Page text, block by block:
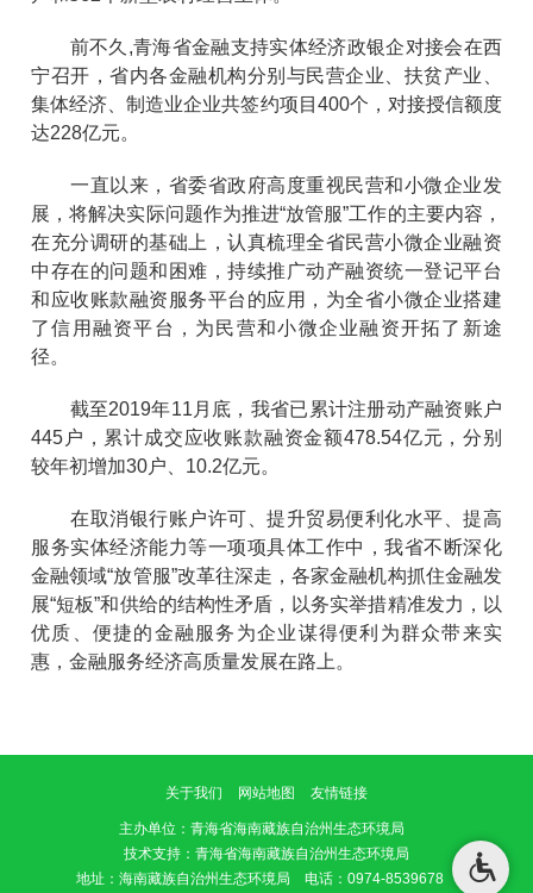
前不久,青海省金融支持实体经济政银企对接会在西
宁召开，省内各金融机构分别与民营企业、扶贫产业、
集体经济、制造业企业共签约项目400个，对接授信额度
达228亿元。
一直以来，省委省政府高度重视民营和小微企业发
展，将解决实际问题作为推进“放管服”工作的主要内容，
在充分调研的基础上，认真梳理全省民营小微企业融资
中存在的问题和困难，持续推广动产融资统一登记平台
和应收账款融资服务平台的应用，为全省小微企业搭建
了信用融资平台，为民营和小微企业融资开拓了新途
径。
截至2019年11月底，我省已累计注册动产融资账户
445户，累计成交应收账款融资金额478.54亿元，分别
较年初增加30户、10.2亿元。
在取消银行账户许可、提升贸易便利化水平、提高
服务实体经济能力等一项项具体工作中，我省不断深化
金融领域“放管服”改革往深走，各家金融机构抓住金融发
展“短板”和供给的结构性矛盾，以务实举措精准发力，以
优质、便捷的金融服务为企业谋得便利为群众带来实
惠，金融服务经济高质量发展在路上。
关于我们 网站地图 友情链接
主办单位 ：青海省海南藏族自治州生态环境局
技术支持：青海省海南藏族自治州生态环境局
地址：海南藏族自治州生态环境局 电话：0974-8539678